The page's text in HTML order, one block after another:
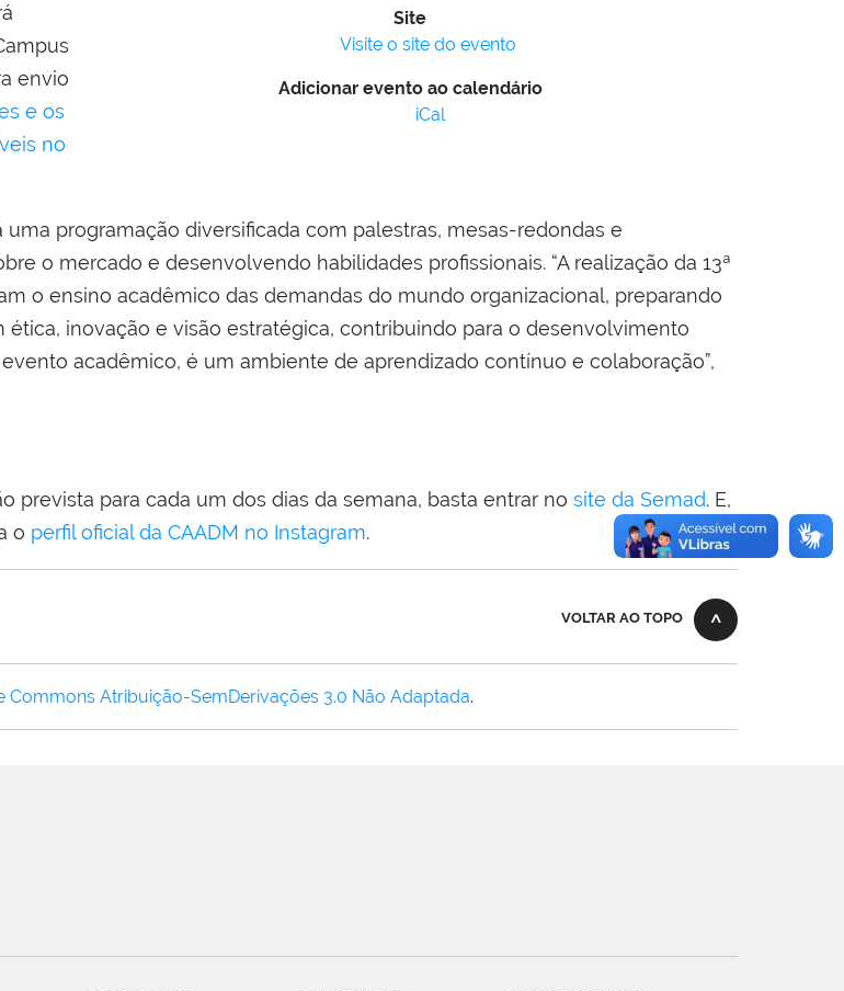
Site
Visite o site do evento
Adicionar evento ao calendário
iCal
envio
e os
no
programação diversificada com palestras, mesas-redondas e
o mercado e desenvolvendo habilidades profissionais. “A realização da 13ª
o ensino acadêmico das demandas do mundo organizacional, preparando
inovação e visão estratégica, contribuindo para o desenvolvimento
acadêmico, é um ambiente de aprendizado contínuo e colaboração”,
prevista para cada um dos dias da semana, basta entrar no site da Semad. E,
o perfil oficial da CAADM no Instagram.
VOLTAR AO TOPO
Commons Atribuição-SemDerivações 3.0 Não Adaptada.